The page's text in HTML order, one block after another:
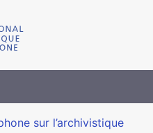
sur l’archivistique